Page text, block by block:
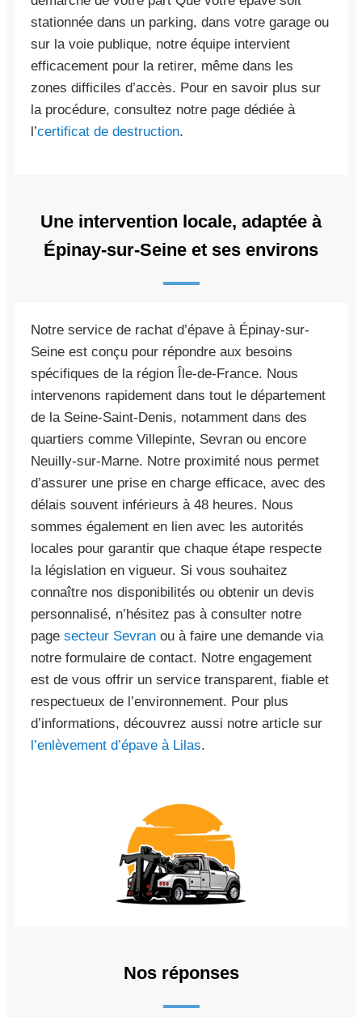
stationnée dans un parking, dans votre garage ou
sur la voie publique, notre équipe intervient
efficacement pour la retirer, même dans les
zones difficiles d’accès. Pour en savoir plus sur
la procédure, consultez notre page dédiée à
l’certificat de destruction.
Une intervention locale, adaptée à
Épinay-sur-Seine et ses environs
Notre service de rachat d’épave à Épinay-sur-
Seine est conçu pour répondre aux besoins
spécifiques de la région Île-de-France. Nous
intervenons rapidement dans tout le département
de la Seine-Saint-Denis, notamment dans des
quartiers comme Villepinte, Sevran ou encore
Neuilly-sur-Marne. Notre proximité nous permet
d’assurer une prise en charge efficace, avec des
délais souvent inférieurs à 48 heures. Nous
sommes également en lien avec les autorités
locales pour garantir que chaque étape respecte
la législation en vigueur. Si vous souhaitez
connaître nos disponibilités ou obtenir un devis
personnalisé, n’hésitez pas à consulter notre
page secteur Sevran ou à faire une demande via
notre formulaire de contact. Notre engagement
est de vous offrir un service transparent, fiable et
respectueux de l’environnement. Pour plus
d’informations, découvrez aussi notre article sur
l’enlèvement d’épave à Lilas.
Nos réponses